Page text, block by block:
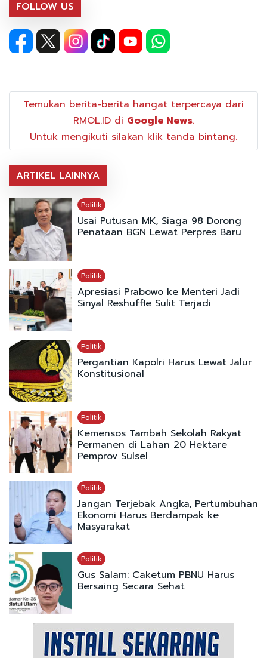
FOLLOW US
Temukan berita-berita hangat terpercaya dari
RMOL.ID di Google News.
Untuk mengikuti silakan klik tanda bintang.
ARTIKEL LAINNYA
Politik
Usai Putusan MK, Siaga 98 Dorong
Penataan BGN Lewat Perpres Baru
Politik
Apresiasi Prabowo ke Menteri Jadi
Sinyal Reshuffle Sulit Terjadi
Politik
Pergantian Kapolri Harus Lewat Jalur
Konstitusional
Politik
Kemensos Tambah Sekolah Rakyat
Permanen di Lahan 20 Hektare
Pemprov Sulsel
Politik
Jangan Terjebak Angka, Pertumbuhan
Ekonomi Harus Berdampak ke
Masyarakat
Politik
Gus Salam: Caketum PBNU Harus
Bersaing Secara Sehat